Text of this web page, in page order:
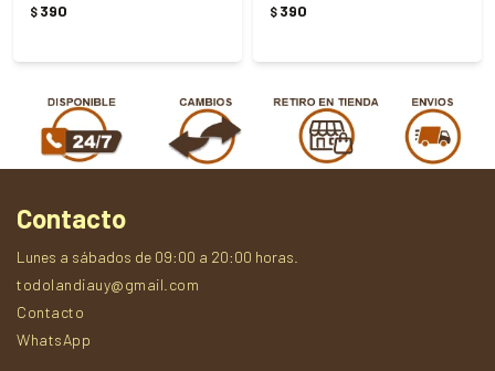
$ 390 $ 390
Contacto
Lunes a sábados de 09:00 a 20:00 horas.
todolandiauy@gmail.com
Contacto
WhatsApp